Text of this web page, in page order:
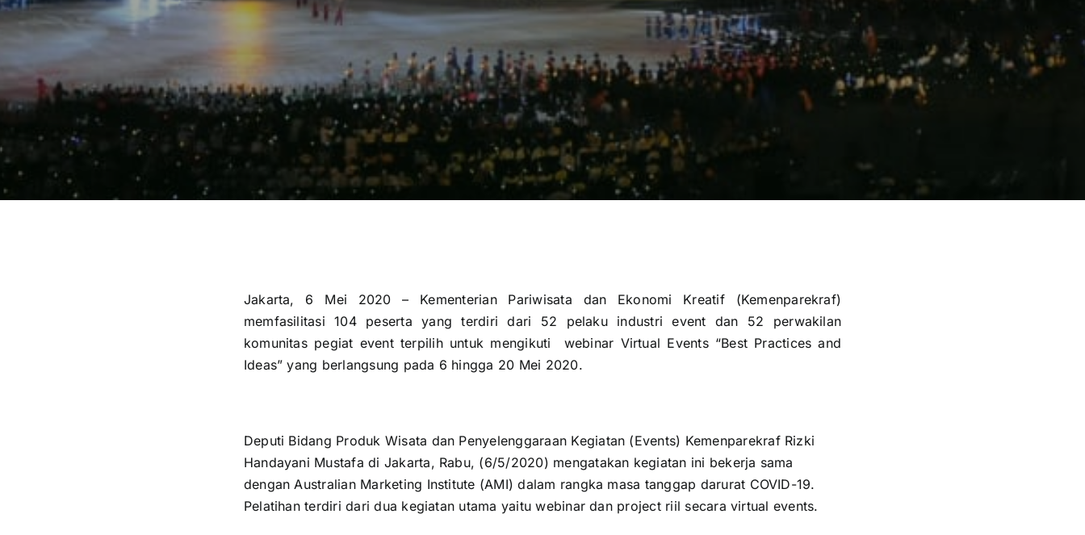
Jakarta, 6 Mei 2020 – Kementerian Pariwisata dan Ekonomi Kreatif (Kemenparekraf)
memfasilitasi 104 peserta yang terdiri dari 52 pelaku industri event dan 52 perwakilan
komunitas pegiat event terpilih untuk mengikuti webinar Virtual Events “Best Practices and
Ideas” yang berlangsung pada 6 hingga 20 Mei 2020.
Deputi Bidang Produk Wisata dan Penyelenggaraan Kegiatan (Events) Kemenparekraf Rizki
Handayani Mustafa di Jakarta, Rabu, (6/5/2020) mengatakan kegiatan ini bekerja sama
dengan Australian Marketing Institute (AMI) dalam rangka masa tanggap darurat COVID-19.
Pelatihan terdiri dari dua kegiatan utama yaitu webinar dan project riil secara virtual events.